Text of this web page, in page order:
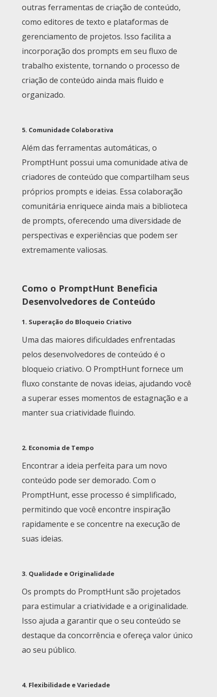
outras ferramentas de criação de conteúdo,
como editores de texto e plataformas de
gerenciamento de projetos. Isso facilita a
incorporação dos prompts em seu fluxo de
trabalho existente, tornando o processo de
criação de conteúdo ainda mais fluido e
organizado.
5. Comunidade Colaborativa
Além das ferramentas automáticas, o
PromptHunt possui uma comunidade ativa de
criadores de conteúdo que compartilham seus
próprios prompts e ideias. Essa colaboração
comunitária enriquece ainda mais a biblioteca
de prompts, oferecendo uma diversidade de
perspectivas e experiências que podem ser
extremamente valiosas.
Como o PromptHunt Beneficia
Desenvolvedores de Conteúdo
1. Superação do Bloqueio Criativo
Uma das maiores dificuldades enfrentadas
pelos desenvolvedores de conteúdo é o
bloqueio criativo. O PromptHunt fornece um
fluxo constante de novas ideias, ajudando você
a superar esses momentos de estagnação e a
manter sua criatividade fluindo.
2. Economia de Tempo
Encontrar a ideia perfeita para um novo
conteúdo pode ser demorado. Com o
PromptHunt, esse processo é simplificado,
permitindo que você encontre inspiração
rapidamente e se concentre na execução de
suas ideias.
3. Qualidade e Originalidade
Os prompts do PromptHunt são projetados
para estimular a criatividade e a originalidade.
Isso ajuda a garantir que o seu conteúdo se
destaque da concorrência e ofereça valor único
ao seu público.
4. Flexibilidade e Variedade